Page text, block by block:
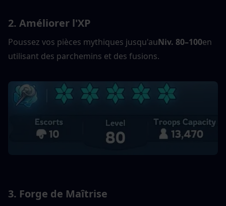
2. Améliorer l'XP
Poussez vos pièces mythiques jusqu'auNiv. 80–100en
utilisant des parchemins et des fusions.
3. Forge de Maîtrise